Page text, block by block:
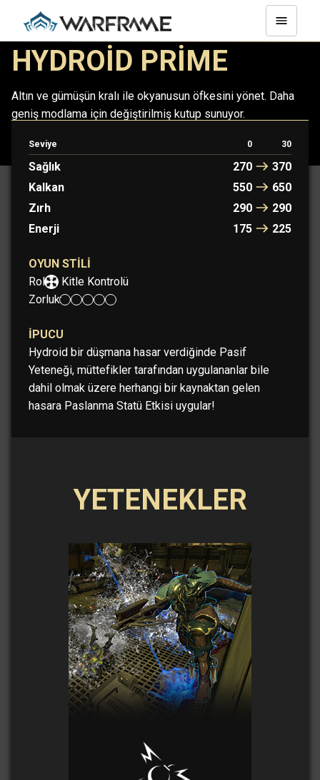
HYDROID PRIME
Altın ve gümüşün kralı ile okyanusun öfkesini yönet. Daha
geniş modlama için değiştirilmiş kutup sunuyor.
Seviye 0 30
Sağlık 270
370
Kalkan
550
650
Zırh
290
290
Enerji
175 225
OYUN STILI
Rol:
Kitle Kontrolü
Zorluk:
İPUCU
Hydroid bir düşmana hasar verdiğinde Pasif
Yeteneği, müttefikler tarafından uygulananlar bile
dahil olmak üzere herhangi bir kaynaktan gelen
hasara Paslanma Statü Etkisi uygular!
YETENEKLER